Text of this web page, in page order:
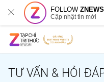
FOLLOWZNEWS
Cập nhật tin mới